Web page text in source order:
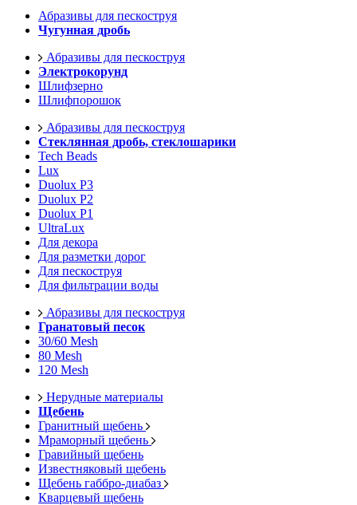
Абразивы для пескоструя
Чугунная дробь
Абразивы для пескоструя
Электрокорунд
Шлифзерно
Шлифпорошок
Абразивы для пескоструя
Стеклянная дробь, стеклошарики
Tech Beads
Lux
Duolux P3
Duolux P2
Duolux P1
UltraLux
Для декора
Для разметки дорог
Для пескоструя
Для фильтрации воды
Абразивы для пескоструя
Гранатовый песок
30/60 Mesh
80 Mesh
120 Mesh
Нерудные материалы
Щебень
Гранитный щебень
Мраморный щебень
Гравийный щебень
Известняковый щебень
Щебень габбро-диабаз
Кварцевый щебень